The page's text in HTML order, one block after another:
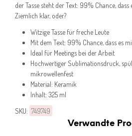
der Tasse steht der Text: 99% Chance, dass
Ziemlich klar, oder?
Witzige Tasse für freche Leute
Mit dem Text: 99% Chance, dass es
Ideal für Meetings bei der Arbeit
Hochwertiger Sublimationsdruck,
mikrowellenfest
Material: Keramik
Inhalt: 325 ml
SKU: 749749
Verwandte